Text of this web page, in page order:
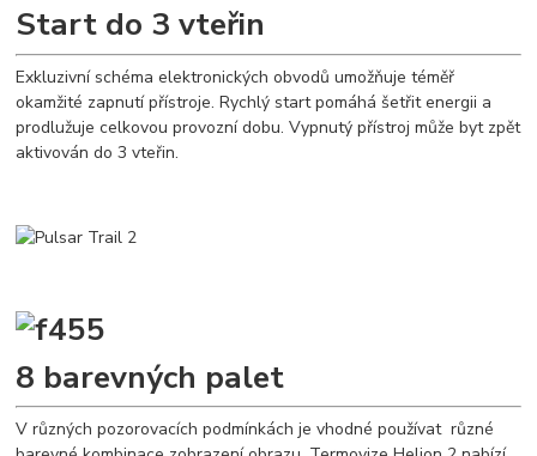
Start do 3 vteřin
Exkluzivní schéma elektronických obvodů umožňuje téměř
okamžité zapnutí přístroje. Rychlý start pomáhá šetřit energii a
prodlužuje celkovou provozní dobu. Vypnutý přístroj může byt zpět
aktivován do 3 vteřin.
8 barevných palet
V různých pozorovacích podmínkách je vhodné používat různé